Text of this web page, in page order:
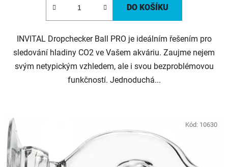
DO KOŠÍKU
INVITAL Dropchecker Ball PRO je ideálním řešením pro
sledování hladiny CO2 ve Vašem akváriu. Zaujme nejem
svým netypickým vzhledem, ale i svou bezproblémovou
funkčností. Jednoduchá...
Kód: 10630